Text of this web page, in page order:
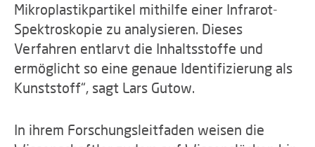
Mikroplastikpartikel mithilfe einer Infrarot-
Spektroskopie zu analysieren. Dieses
Verfahren entlarvt die Inhaltsstoffe und
ermöglicht so eine genaue Identifizierung als
Kunststoff“, sagt Lars Gutow.
In ihrem Forschungsleitfaden weisen die